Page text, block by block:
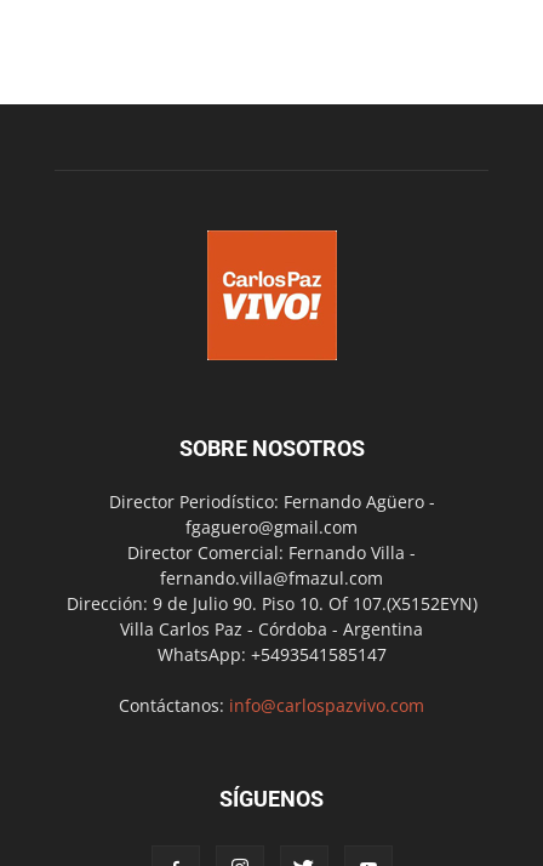
SOBRE NOSOTROS
Director Periodístico: Fernando Agüero -
fgaguero@gmail.com
Director Comercial: Fernando Villa -
fernando.villa@fmazul.com
Dirección: 9 de Julio 90. Piso 10. Of 107.(X5152EYN)
Villa Carlos Paz - Córdoba - Argentina
WhatsApp: +5493541585147
Contáctanos: info@carlospazvivo.com
SÍGUENOS